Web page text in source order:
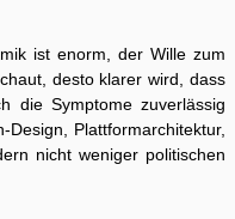
ist enorm, der Wille zum
desto klarer wird, dass
die Symptome zuverlässig
Plattformarchitektur,
nicht weniger politischen